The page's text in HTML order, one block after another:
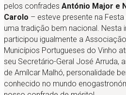
pelos confrades António Major e
Carolo – esteve presente na Festa
uma tradição bem nacional. Nesta
participou igualmente a
Municípios Portugueses do Vinho
seu Secretário-Geral José Arruda,
de Amílcar Malhó, personalidade
conhecido no mundo